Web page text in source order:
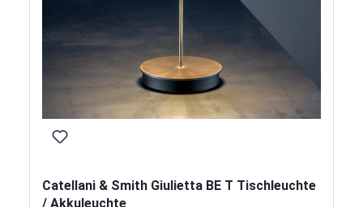
Catellani & Smith Giulietta BE T Tischleuchte
/ Akkuleuchte